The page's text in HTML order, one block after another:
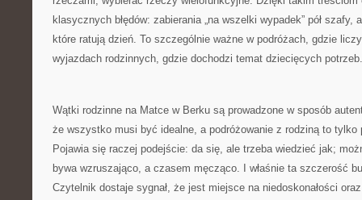
klasycznych błędów: zabierania „na wszelki wypadek” pół szafy,
które ratują dzień. To szczególnie ważne w podróżach, gdzie
wyjazdach rodzinnych, gdzie dochodzi temat dziecięcych potrzeb.
Wątki rodzinne na Matce w Berku są prowadzone w sposób
że wszystko musi być idealne, a podróżowanie z rodziną to tylko
Pojawia się raczej podejście: da się, ale trzeba wiedzieć jak;
bywa wzruszająco, a czasem męcząco. I właśnie ta szczerość
Czytelnik dostaje sygnał, że jest miejsce na niedoskonałości